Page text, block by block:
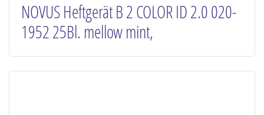
NOVUS Heftgerät B 2 COLOR ID 2.0 020-
1952 25Bl. mellow mint,